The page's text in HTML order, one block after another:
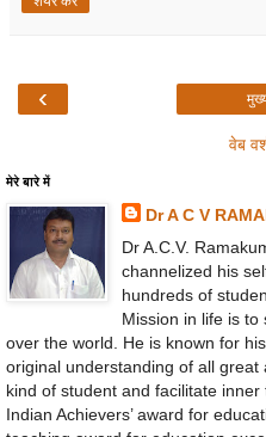
‹
वेब
मेरे बारे में
Dr A C V
Dr A.C.V.
channelized his
hundreds of
Mission in life is
over the world. He is known for
original understanding of all
kind of student and facilitate
Indian Achievers’ award for